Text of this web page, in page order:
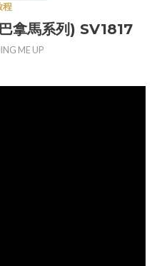
程
拿馬系列) SV1817
ME UP